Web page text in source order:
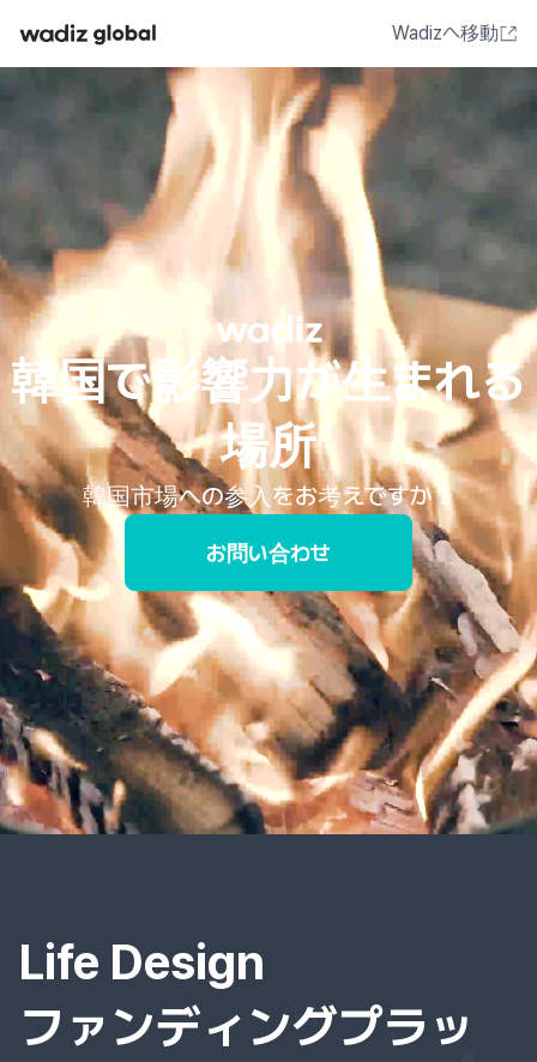
Wadizへ移動
韓国で影響力が生まれる
場所
韓国市場への参入をお考えですか？
お問い合わせ
Life Design
ファンディングプラッ